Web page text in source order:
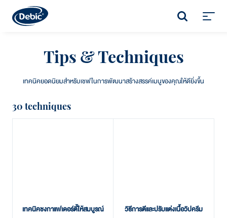
main
SEARCH
Tips & Techniques
เทคนิคยอดนิยมสำหรับเชฟในการพัฒนาสร้างสรรค์เมนูของคุณให้ดียิ่งขึ้น
30 techniques
เทคนิคชงกาแฟเดอร์ตี้ให้สมบูรณ์
วิธีการตีและปรับแต่งเนื้อวิปครีม